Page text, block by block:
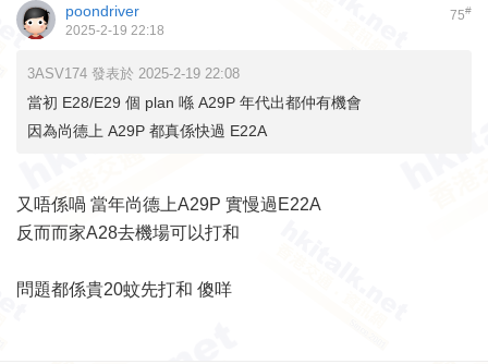
75#
poondriver
2025-2-19 22:18
3ASV174 發表於 2025-2-19 22:08
當初 E28/E29 個 plan 喺 A29P 年代出都仲有機會
因為尚德上 A29P 都真係快過 E22A
又唔係喎 當年尚德上A29P 實慢過E22A
反而而家A28去機場可以打和
問題都係貴20蚊先打和 傻咩